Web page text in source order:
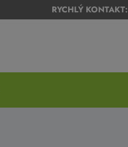
RYCHLÝ KONTAKT: